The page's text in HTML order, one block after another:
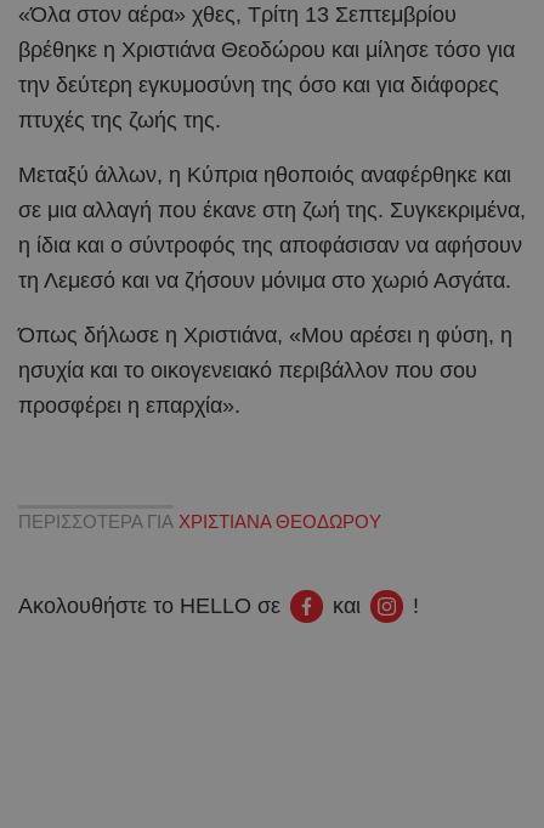
«Όλα στον αέρα» χθες, Τρίτη 13 Σεπτεμβρίου
βρέθηκε η Χριστιάνα Θεοδώρου και μίλησε τόσο για
την δεύτερη εγκυμοσύνη της όσο και για διάφορες
πτυχές της ζωής της.
Μεταξύ άλλων, η Κύπρια ηθοποιός αναφέρθηκε και
σε μια αλλαγή που έκανε στη ζωή της. Συγκεκριμένα,
η ίδια και ο σύντροφός της αποφάσισαν να αφήσουν
τη Λεμεσό και να ζήσουν μόνιμα στο χωριό Ασγάτα.
Όπως δήλωσε η Χριστιάνα, «Μου αρέσει η φύση, η
ησυχία και το οικογενειακό περιβάλλον που σου
προσφέρει η επαρχία».
ΠΕΡΙΣΣΟΤΕΡΑ ΓΙΑ ΧΡΙΣΤΙΑΝΑ ΘΕΟΔΩΡΟΥ
Ακολουθήστε το HELLO σε και !